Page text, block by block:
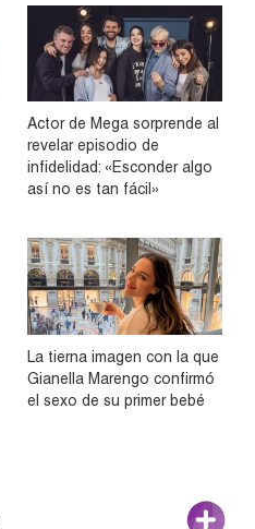
Actor de Mega sorprende al
revelar episodio de
infidelidad: «Esconder algo
así no es tan fácil»
La tierna imagen con la que
Gianella Marengo confirmó
el sexo de su primer bebé